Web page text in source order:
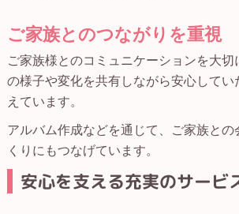
ご家族とのつながりを重視
ご家族様とのコミュニケーションを大切
の様子や変化を共有しながら安心してい
えています。
アルバム作成などを通じて、ご家族との
くりにもつなげています。
安心を支える充実のサービ